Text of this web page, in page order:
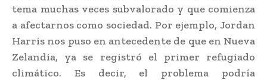
tema muchas veces subvalorado y que comienza
a afectarnos como sociedad. Por ejemplo, Jordan
Harris nos puso en antecedente de que en Nueva
Zelandia, ya se registró el primer refugiado
climático. Es decir, el problema podría